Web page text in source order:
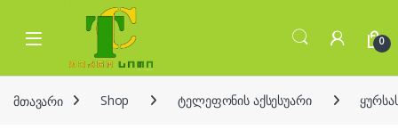
Skip to navigation
Skip to content
Open 0
მთავარი Shop ტელეფონის აქსესუარი